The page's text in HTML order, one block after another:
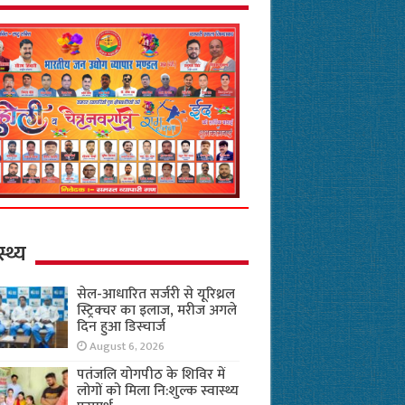
सेल-आधारित सर्जरी से यूरिथ्रल
स्ट्रिक्चर का इलाज, मरीज अगले
दिन हुआ डिस्चार्ज
August 6, 2026
पतंजलि योगपीठ के शिविर में
लोगों को मिला नि:शुल्क स्वास्थ्य